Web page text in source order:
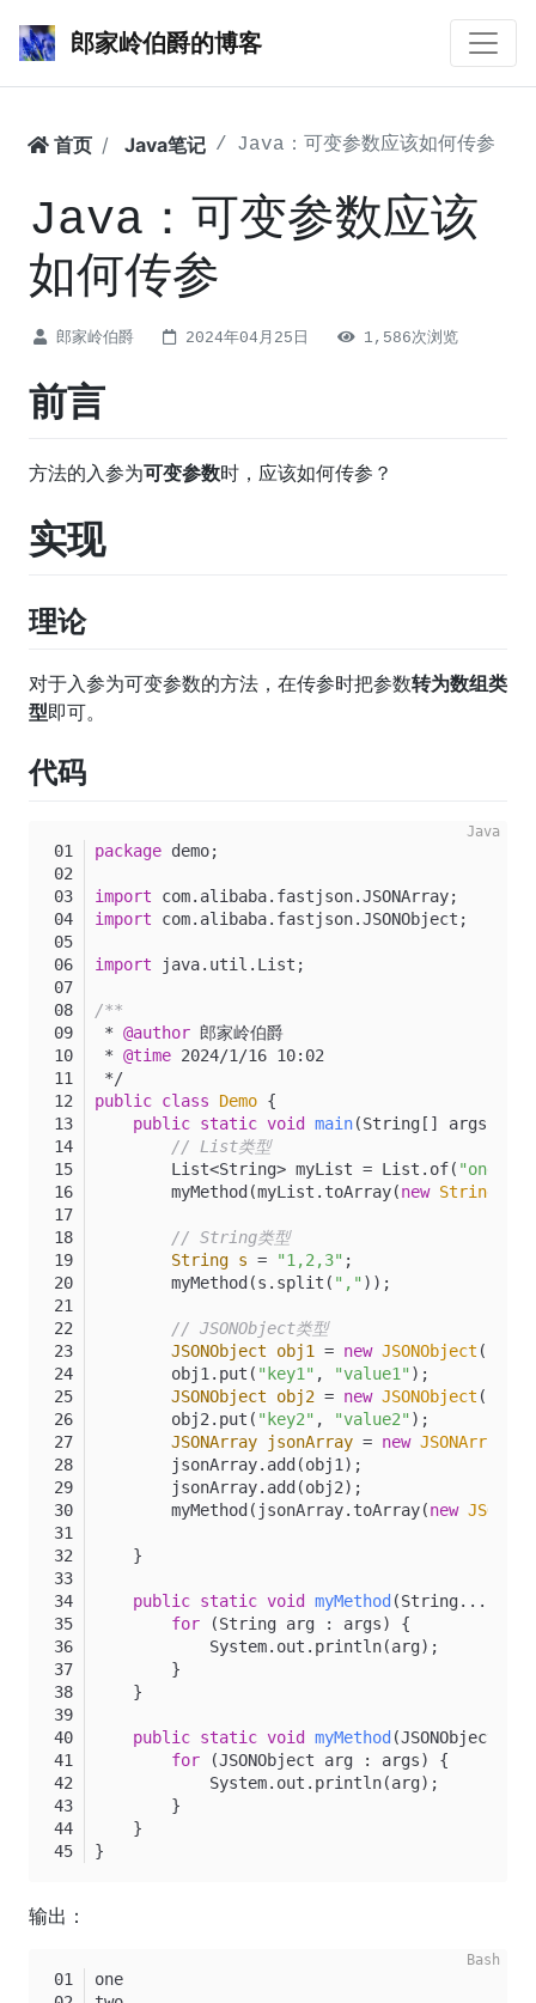
郎家岭伯爵的博客
首页 Java笔记 Java：可变参数应该如何传参
Java：可变参数应该
如何传参
郎家岭伯爵 2024年04月25日 1,586次浏览
前言
方法的入参为可变参数时，应该如何传参？
实现
理论
对于入参为可变参数的方法，在传参时把参数转为数组类
型即可。
代码
package demo;
import com.alibaba.fastjson.JSONArray;
import com.alibaba.fastjson.JSONObject;
import java.util.List;
/**
* @author 郎家岭伯爵
* @time 2024/1/16 10:02
*/
public class Demo {
public static void main(String[] args)
// List类型
        List<String> myList = List.of(
"one"
        myMethod(myList.toArray(
new String
// String类型
String s = "1,2,3" ;
        myMethod(s.split(
"," ));
// JSONObject类型
JSONObject
obj1 = new JSONObject ();
        obj1.put(
"key1" , "value1" );
JSONObject
obj2 = new JSONObject ();
        obj2.put(
"key2" , "value2" );
JSONArray
jsonArray = new JSONArray
        jsonArray.add(obj1);
        jsonArray.add(obj2);
        myMethod(jsonArray.toArray(
new
    }
public static void myMethod(String...
for (String arg : args) {
            System.out.println(arg);
        }
    }
public static void myMethod(JSONObject...
for (JSONObject arg : args) {
            System.out.println(arg);
        }
    }
}
输出：
one